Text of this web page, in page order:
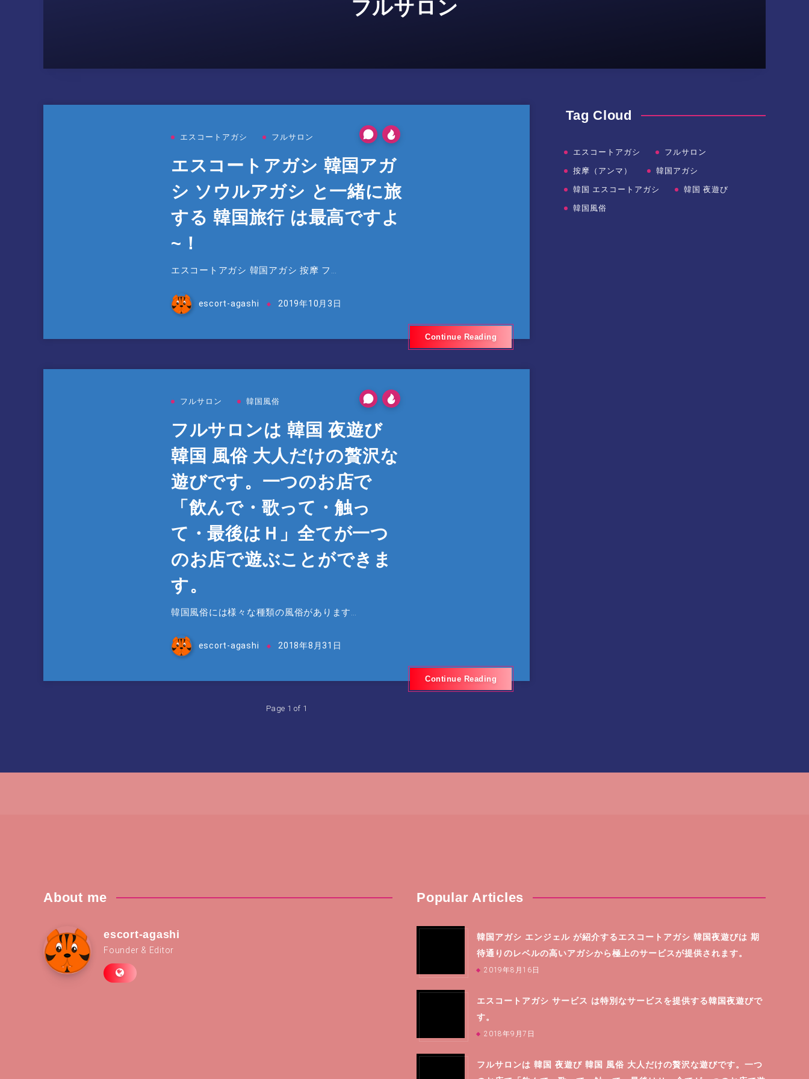
フルサロン
エスコートアガシ フルサロン
エスコートアガシ 韓国アガ
シ ソウルアガシ と一緒に旅
する 韓国旅行 は最高ですよ
~！
エスコートアガシ 韓国アガシ 按摩 フ…
escort-agashi 2019年10月3日
Continue Reading
フルサロン 韓国風俗
フルサロンは 韓国 夜遊び
韓国 風俗 大人だけの贅沢な
遊びです。一つのお店で
「飲んで・歌って・触っ
て・最後はＨ」全てが一つ
のお店で遊ぶことができま
す。
韓国風俗には様々な種類の風俗があります…
escort-agashi 2018年8月31日
Continue Reading
Page 1 of 1
Tag Cloud
エスコートアガシ フルサロン
按摩（アンマ） 韓国アガシ
韓国 エスコートアガシ 韓国 夜遊び
韓国風俗
About me
escort-agashi
Founder & Editor
Popular Articles
韓国アガシ エンジェル が紹介するエスコートアガシ 韓国夜遊びは 期
待通りのレベルの高いアガシから極上のサービスが提供されます。
2019年8月16日
エスコートアガシ サービス は特別なサービスを提供する韓国夜遊びで
す。
2018年9月7日
フルサロンは 韓国 夜遊び 韓国 風俗 大人だけの贅沢な遊びです。一つ